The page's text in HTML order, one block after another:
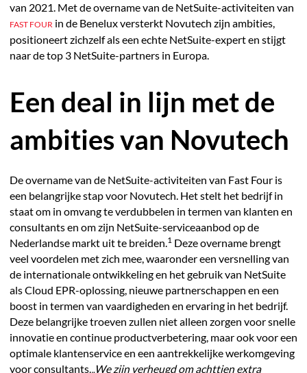
van 2021. Met de overname van de NetSuite-activiteiten van
FAST FOUR in de Benelux versterkt Novutech zijn ambities,
positioneert zichzelf als een echte NetSuite-expert en stijgt
naar de top 3 NetSuite-partners in Europa.
Een deal in lijn met de
ambities van Novutech
De overname van de NetSuite-activiteiten van Fast Four is
een belangrijke stap voor Novutech. Het stelt het bedrijf in
staat om in omvang te verdubbelen in termen van klanten en
consultants en om zijn NetSuite-serviceaanbod op de
Nederlandse markt uit te breiden.1Deze overname brengt
veel voordelen met zich mee, waaronder een versnelling van
de internationale ontwikkeling en het gebruik van NetSuite
als Cloud EPR-oplossing, nieuwe partnerschappen en een
boost in termen van vaardigheden en ervaring in het bedrijf.
Deze belangrijke troeven zullen niet alleen zorgen voor snelle
innovatie en continue productverbetering, maar ook voor een
optimale klantenservice en een aantrekkelijke werkomgeving
voor consultants.„We zijn verheugd om achttien extra